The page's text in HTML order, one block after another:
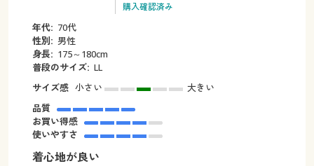
購入確認済み
年代: 70代
性別: 男性
身長: 175～180cm
普段のサイズ: LL
サイズ感 小さい
大きい
品質
お買い得感
使いやすさ
着心地が良い